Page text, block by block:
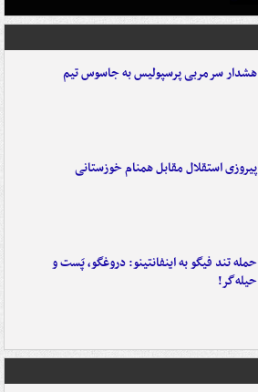
هشدار سرمربی پرسپولیس به جاسوس تیم
پیروزی استقلال مقابل همنام خوزستانی
حمله تند فیگو به اینفانتینو: دروغگو، پَست‌ و
حیله‌گر!